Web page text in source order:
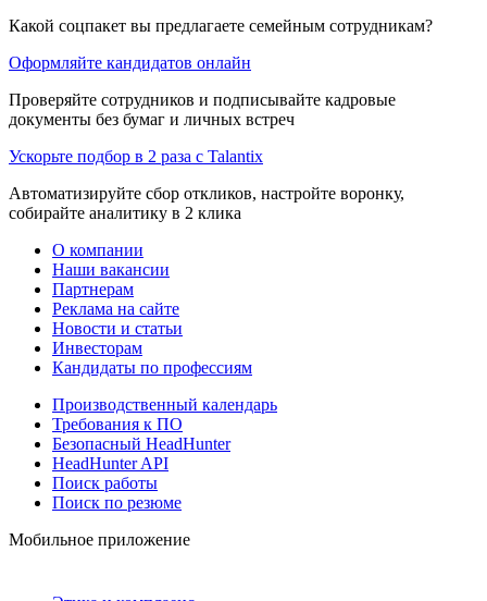
Какой соцпакет вы предлагаете семейным сотрудникам?
Оформляйте кандидатов онлайн
Проверяйте сотрудников и подписывайте кадровые
документы без бумаг и личных встреч
Ускорьте подбор в 2 раза с Talantix
Автоматизируйте сбор откликов, настройте воронку,
собирайте аналитику в 2 клика
О компании
Наши вакансии
Партнерам
Реклама на сайте
Новости и статьи
Инвесторам
Кандидаты по профессиям
Производственный календарь
Требования к ПО
Безопасный HeadHunter
HeadHunter API
Поиск работы
Поиск по резюме
Мобильное приложение